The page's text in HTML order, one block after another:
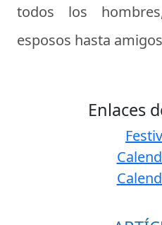
todos los
esposos hasta
Enlaces